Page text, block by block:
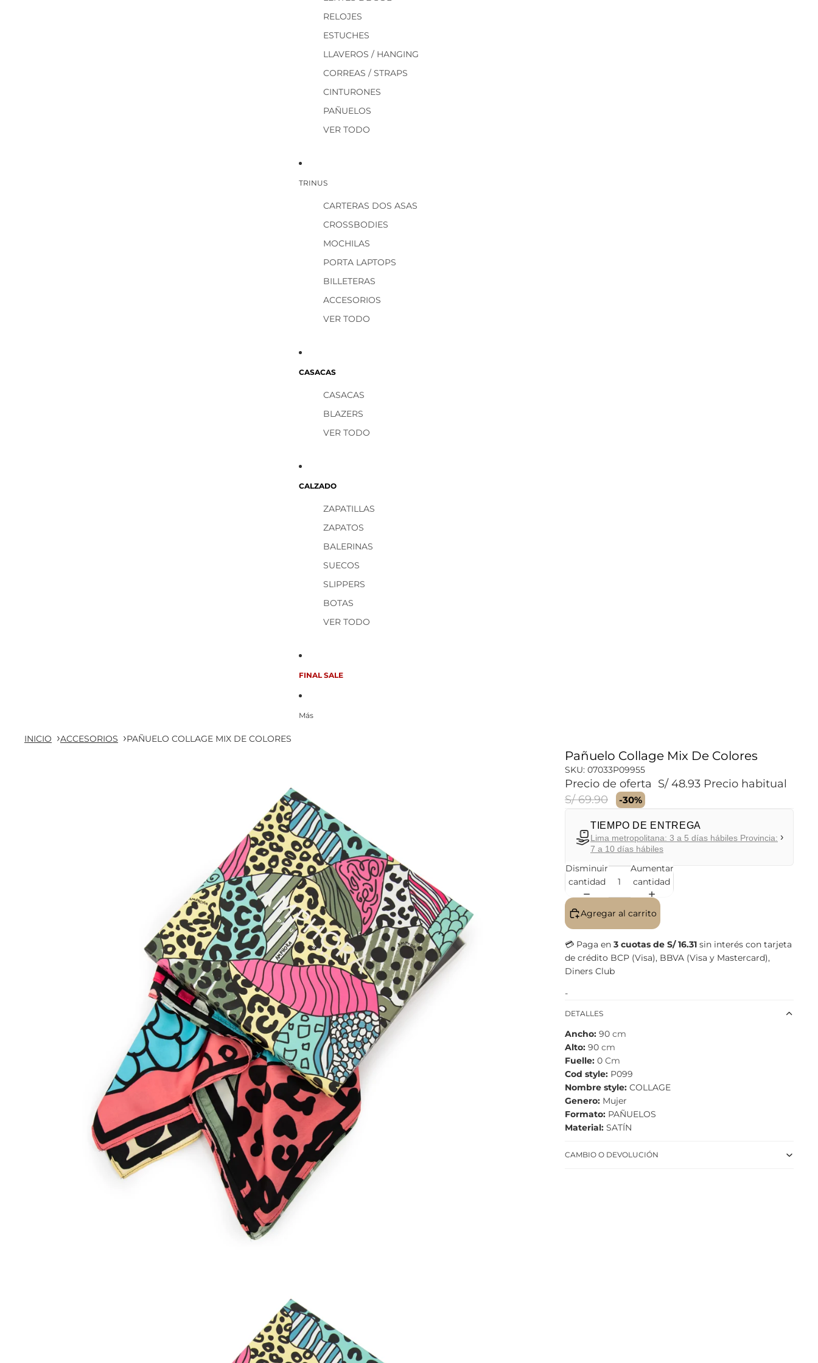
RELOJES
ESTUCHES
LLAVEROS / HANGING
CORREAS / STRAPS
CINTURONES
PAÑUELOS
VER TODO
TRINUS
CARTERAS DOS ASAS
CROSSBODIES
MOCHILAS
PORTA LAPTOPS
BILLETERAS
ACCESORIOS
VER TODO
CASACAS
CASACAS
BLAZERS
VER TODO
CALZADO
ZAPATILLAS
ZAPATOS
BALERINAS
SUECOS
SLIPPERS
BOTAS
VER TODO
FINAL SALE
Más
INICIO ACCESORIOS PAÑUELO COLLAGE MIX DE COLORES
Pañuelo Collage Mix De Colores
SKU: 07033P09955
Precio de oferta S/ 48.93 Precio habitual
S/ 69.90
-30%
TIEMPO DE ENTREGA
Lima metropolitana: 3 a 5 días hábiles Provincia:
7 a 10 días hábiles
›
Disminuir
cantidad
Aumentar
cantidad
Agregar al carrito
💳 Paga en 3 cuotas de S/ 16.31 sin interés con tarjeta
de crédito BCP (Visa), BBVA (Visa y Mastercard),
Diners Club
-
DETALLES
Ancho 90 cm
Alto 90 cm
Fuelle 0 Cm
Cod style P099
Nombre style COLLAGE
Genero Mujer
Formato PAÑUELOS
Material SATÍN
CAMBIO O DEVOLUCIÓN